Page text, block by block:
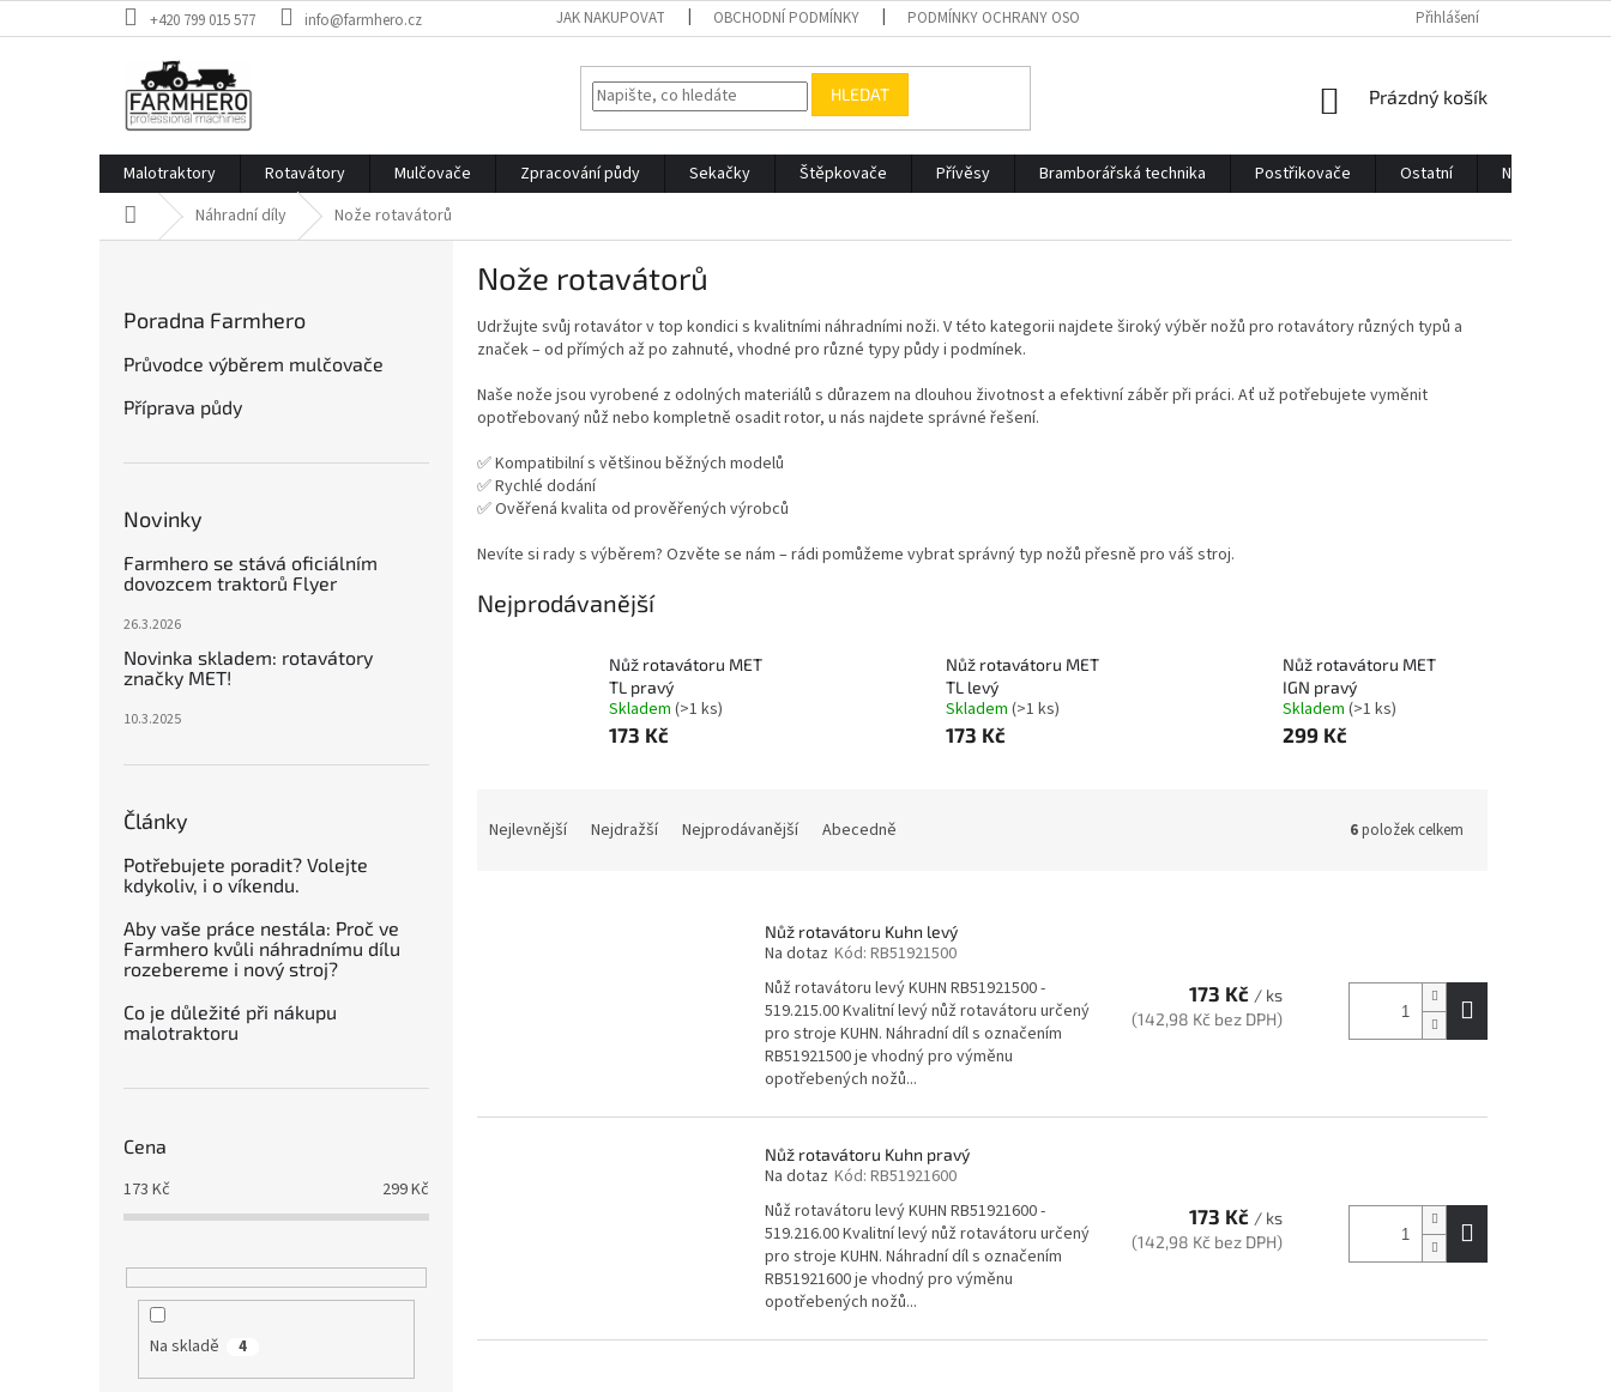
na
+420 799 015 577 info@farmhero.cz JAK NAKUPOVAT OBCHODNÍ PODMÍNKY PODMÍNKY OCHRANY OSOBNÍCH ÚDAJŮ Přihlášení
HLEDAT
NÁKUPNÍ
Prázdný košík
Malotraktory Rotavátory Mulčovače Zpracování půdy Sekačky Štěpkovače Přívěsy Bramborářská technika Postřikovače Ostatní
Náhradní díly
Domů Náhradní díly Nože rotavátorů
Poradna Farmhero
Průvodce výběrem mulčovače
Příprava půdy
Novinky
Farmhero se stává oficiálním
dovozcem traktorů Flyer
26.3.2026
Novinka skladem: rotavátory
značky MET!
10.3.2025
Články
Potřebujete poradit? Volejte
kdykoliv, i o víkendu.
Aby vaše práce nestála: Proč ve
Farmhero kvůli náhradnímu dílu
rozebereme i nový stroj?
Co je důležité při nákupu
malotraktoru
Cena
173 Kč 299Kč
Na skladě 4
Nože rotavátorů
Udržujte svůj rotavátor v top kondici s kvalitními náhradními noži. V této kategorii najdete široký výběr nožů pro rotavátory různých typů a
značek – od přímých až po zahnuté, vhodné pro různé typy půdy i podmínek.
Naše nože jsou vyrobené z odolných materiálů s důrazem na dlouhou životnost a efektivní záběr při práci. Ať už potřebujete vyměnit
opotřebovaný nůž nebo kompletně osadit rotor, u nás najdete správné řešení.
✅ Kompatibilní s většinou běžných modelů
✅ Rychlé dodání
✅ Ověřená kvalita od prověřených výrobců
Nevíte si rady s výběrem? Ozvěte se nám – rádi pomůžeme vybrat správný typ nožů přesně pro váš stroj.
Nejprodávanější
Nůž rotavátoru MET
TL pravý
Skladem (>1 ks)
173 Kč
Nůž rotavátoru MET
TL levý
Skladem (>1 ks)
173 Kč
Nůž rotavátoru MET
IGN pravý
Skladem (>1 ks)
299 Kč
t
Nejlevnější Nejdražší Nejprodávanější Abecedně 6položek celkem
d
Nůž rotavátoru Kuhn levý
Na dotaz Kód: RB51921500
Nůž rotavátoru levý KUHN RB51921500 -
519.215.00 Kvalitní levý nůž rotavátoru určený
pro stroje KUHN. Náhradní díl s označením
RB51921500 je vhodný pro výměnu
opotřebených nožů...
173 Kč / ks
(142,98 Kč bez DPH)
Nůž rotavátoru Kuhn pravý
Na dotaz Kód: RB51921600
Nůž rotavátoru levý KUHN RB51921600 -
519.216.00 Kvalitní levý nůž rotavátoru určený
pro stroje KUHN. Náhradní díl s označením
RB51921600 je vhodný pro výměnu
opotřebených nožů...
173 Kč / ks
(142,98 Kč bez DPH)